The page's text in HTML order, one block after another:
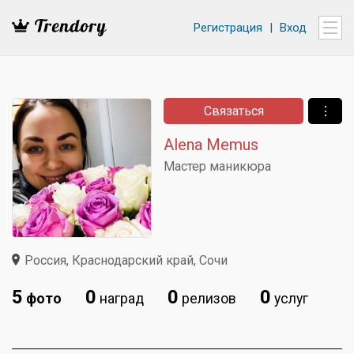
Регистрация | Вход
Мастер маникюра
Alena Memus
Связаться ⋮
Россия, Краснодарский край, Сочи
5 фото 0 наград 0 релизов 0 услуг